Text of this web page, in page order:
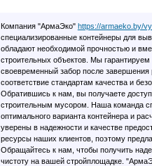
Компания "АрмаЭко" https://armaeko.by/
специализированные контейнеры для
обладают необходимой прочностью и
строительных объектов. Мы
своевременный забор после завершения
соответствие стандартам качества и
Обратившись к нам, вы получаете
строительным мусором. Наша команда
оптимального варианта контейнера и
уверены в надежности и качестве
ресурсы наших клиентов, поэтому
Обращайтесь к нам, чтобы получить
чистоту на вашей стройплощадке.